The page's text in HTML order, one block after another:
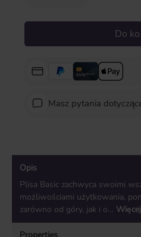
Do
Masz pytania
Opis
Plisa Basic zachwyca swoimi
możliwościami użytkowania,
zarówno od góry, jak i o… Więcej